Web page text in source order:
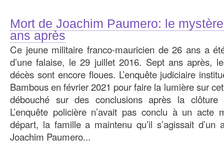
Mort de Joachim Paumero: le
ans après
Ce jeune militaire franco-mauricien de 26 ans a
d’une falaise, le 29 juillet 2016. Sept ans après,
décès sont encore floues. L’enquête judiciaire
Bambous en février 2021 pour faire la lumière sur
débouché sur des conclusions après la
L’enquête policière n’avait pas conclu à un acte
départ, la famille a maintenu qu’il s’agissait d’un
Joachim Paumero...